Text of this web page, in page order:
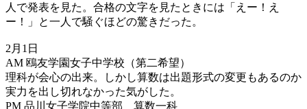
人で発表を見た。合格の文字を見たときには「えー！え
ー！」と一人で騒ぐほどの驚きだった。
2月1日
AM 鴎友学園女子中学校（第二希望）
理科が会心の出来。しかし算数は出題形式の変更もあるのか
実力を出し切れなかった気がした。
PM 品川女子学院中等部 算数一科